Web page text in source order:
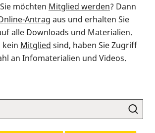
möchten Mitglied werden? Dann
Antrag aus und erhalten Sie
alle Downloads und Materialien.
kein Mitglied sind, haben Sie Zugriff
an Infomaterialien und Videos.